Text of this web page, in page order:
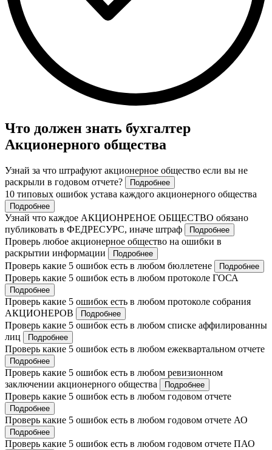
Что должен знать бухгалтер
Акционерного общества
Узнай за что штрафуют акционерное общество если вы не
раскрыли в годовом отчете?
Подробнее
10 типовых ошибок устава каждого акционерного общества
Подробнее
Узнай что каждое АКЦИОНРЕНОЕ ОБЩЕСТВО обязано
публиковать в ФЕДРЕСУРС, иначе штраф
Подробнее
Проверь любое акционерное общество на ошибки в
раскрытии информации
Подробнее
Проверь какие 5 ошибок есть в любом бюллетене Подробнее
Проверь какие 5 ошибок есть в любом протоколе ГОСА
Подробнее
Проверь какие 5 ошибок есть в любом протоколе собрания
АКЦИОНЕРОВ
Подробнее
Проверь какие 5 ошибок есть в любом списке аффилированны
лиц
Подробнее
Проверь какие 5 ошибок есть в любом ежеквартальном отчете
Подробнее
Проверь какие 5 ошибок есть в любом ревизионном
заключении акционерного общества
Подробнее
Проверь какие 5 ошибок есть в любом годовом отчете
Подробнее
Проверь какие 5 ошибок есть в любом годовом отчете АО
Подробнее
Проверь какие 5 ошибок есть в любом годовом отчете ПАО